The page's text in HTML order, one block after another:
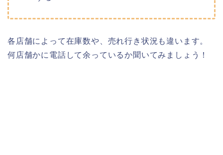
各店舗によって在庫数や、売れ行き状況も違います。
何店舗かに電話して余っているか聞いてみましょう！